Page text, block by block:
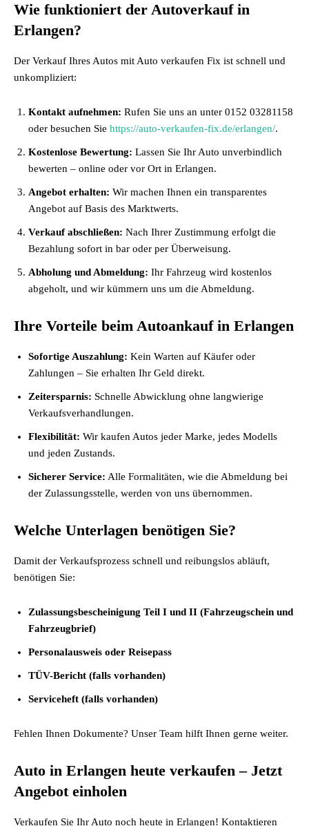
Wie funktioniert der Autoverkauf in
Erlangen?
Der Verkauf Ihres Autos mit Auto verkaufen Fix ist schnell und
unkompliziert:
Kontakt aufnehmen: Rufen Sie uns an unter 0152 03281158
oder besuchen Sie https://auto-verkaufen-fix.de/erlangen/.
Kostenlose Bewertung: Lassen Sie Ihr Auto unverbindlich
bewerten – online oder vor Ort in Erlangen.
Angebot erhalten: Wir machen Ihnen ein transparentes
Angebot auf Basis des Marktwerts.
Verkauf abschließen: Nach Ihrer Zustimmung erfolgt die
Bezahlung sofort in bar oder per Überweisung.
Abholung und Abmeldung: Ihr Fahrzeug wird kostenlos
abgeholt, und wir kümmern uns um die Abmeldung.
Ihre Vorteile beim Autoankauf in Erlangen
Sofortige Auszahlung: Kein Warten auf Käufer oder
Zahlungen – Sie erhalten Ihr Geld direkt.
Zeitersparnis: Schnelle Abwicklung ohne langwierige
Verkaufsverhandlungen.
Flexibilität: Wir kaufen Autos jeder Marke, jedes Modells
und jeden Zustands.
Sicherer Service: Alle Formalitäten, wie die Abmeldung bei
der Zulassungsstelle, werden von uns übernommen.
Welche Unterlagen benötigen Sie?
Damit der Verkaufsprozess schnell und reibungslos abläuft,
benötigen Sie:
Zulassungsbescheinigung Teil I und II (Fahrzeugschein und
Fahrzeugbrief)
Personalausweis oder Reisepass
TÜV-Bericht (falls vorhanden)
Serviceheft (falls vorhanden)
Fehlen Ihnen Dokumente? Unser Team hilft Ihnen gerne weiter.
Auto in Erlangen heute verkaufen – Jetzt
Angebot einholen
Verkaufen Sie Ihr Auto noch heute in Erlangen! Kontaktieren